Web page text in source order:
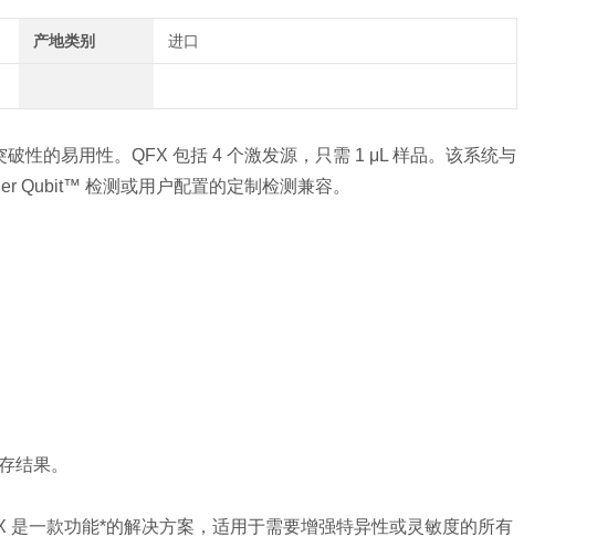
产地类别 进口
性的易用性。QFX 包括 4 个激发源，只需 1 μL 样品。该系统与
Qubit™ 检测或用户配置的定制检测兼容。
结果。
一款功能*的解决方案，适用于需要增强特异性或灵敏度的所有